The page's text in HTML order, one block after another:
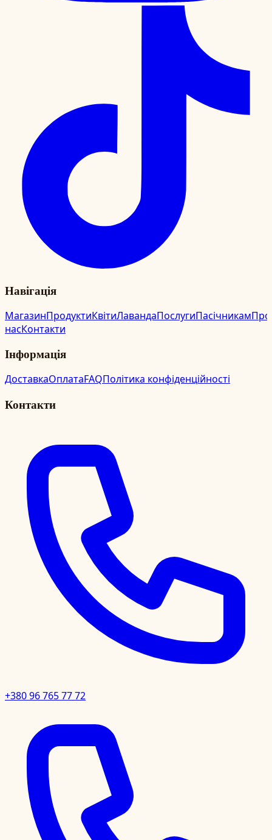
Навігація
МагазинПродуктиКвітиЛавандаПослугиПасічникамПро
насКонтакти
Інформація
ДоставкаОплатаFAQПолітика конфіденційності
Контакти
+380 96 765 77 72